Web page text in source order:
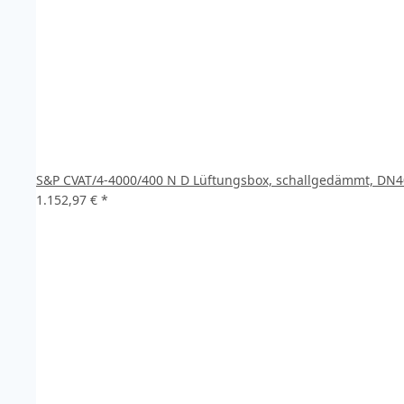
S&P CVAT/4-4000/400 N D Lüftungsbox, schallgedämmt,
1.152,97 € *